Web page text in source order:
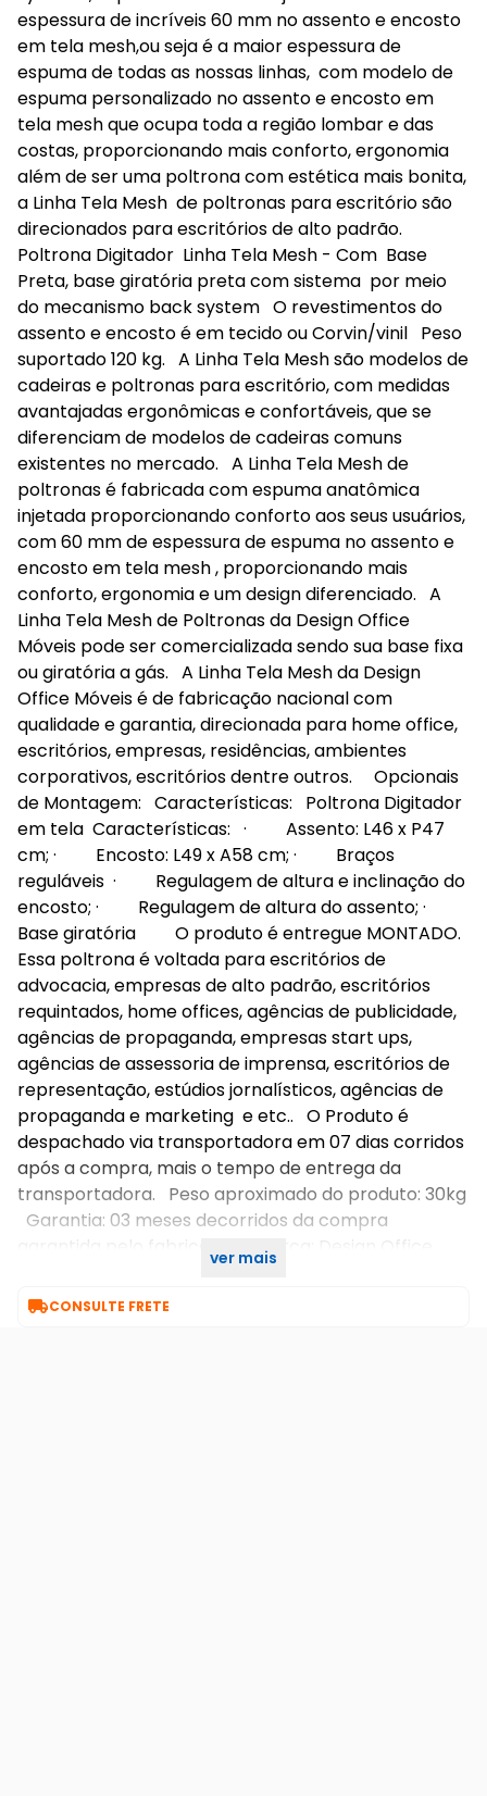
espessura de incríveis 60 mm no assento e encosto
em tela mesh,ou seja é a maior espessura de
espuma de todas as nossas linhas, com modelo de
espuma personalizado no assento e encosto em
tela mesh que ocupa toda a região lombar e das
costas, proporcionando mais conforto, ergonomia
além de ser uma poltrona com estética mais bonita,
a Linha Tela Mesh de poltronas para escritório são
direcionados para escritórios de alto padrão.
Poltrona Digitador Linha Tela Mesh - Com Base
Preta, base giratória preta com sistema por meio
do mecanismo back system O revestimentos do
assento e encosto é em tecido ou Corvin/vinil Peso
suportado 120 kg. A Linha Tela Mesh são modelos de
cadeiras e poltronas para escritório, com medidas
avantajadas ergonômicas e confortáveis, que se
diferenciam de modelos de cadeiras comuns
existentes no mercado. A Linha Tela Mesh de
poltronas é fabricada com espuma anatômica
injetada proporcionando conforto aos seus usuários,
com 60 mm de espessura de espuma no assento e
encosto em tela mesh , proporcionando mais
conforto, ergonomia e um design diferenciado. A
Linha Tela Mesh de Poltronas da Design Office
Móveis pode ser comercializada sendo sua base fixa
ou giratória a gás. A Linha Tela Mesh da Design
Office Móveis é de fabricação nacional com
qualidade e garantia, direcionada para home office,
escritórios, empresas, residências, ambientes
corporativos, escritórios dentre outros. Opcionais
de Montagem: Características: Poltrona Digitador
em tela Características: · Assento: L46 x P47
cm; · Encosto: L49 x A58 cm; · Braços
reguláveis · Regulagem de altura e inclinação do
encosto; · Regulagem de altura do assento; ·
Base giratória O produto é entregue MONTADO.
Essa poltrona é voltada para escritórios de
advocacia, empresas de alto padrão, escritórios
requintados, home offices, agências de publicidade,
agências de propaganda, empresas start ups,
agências de assessoria de imprensa, escritórios de
representação, estúdios jornalísticos, agências de
propaganda e marketing e etc.. O Produto é
despachado via transportadora em 07 dias corridos
após a compra, mais o tempo de entrega da
transportadora. Peso aproximado do produto: 30kg
Garantia: 03 meses decorridos da compra
garantida pelo fabricante. Marca: Design Office
ver mais
CONSULTE FRETE